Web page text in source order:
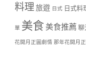
料理旅遊 日式 日式料
單 美食 美食推薦 聊
花開月正圓劇情 那年花開月